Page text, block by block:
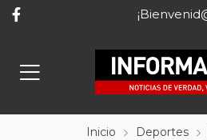
Inicio Deportes